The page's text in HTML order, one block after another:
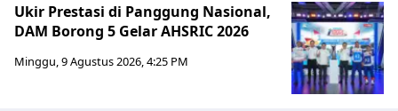
Ukir Prestasi di Panggung Nasional,
DAM Borong 5 Gelar AHSRIC 2026
Minggu, 9 Agustus 2026, 4:25 PM